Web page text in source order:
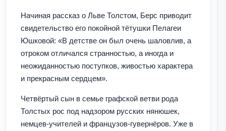
Начиная рассказ о Льве Толстом, Берс приводит
свидетельство его покойной тётушки Пелагеи
Юшковой: «В детстве он был очень шаловлив, а
отроком отличался странностью, а иногда и
неожиданностью поступков, живостью характера
и прекрасным сердцем».
Четвёртый сын в семье графской ветви рода
Толстых рос под надзором русских нянюшек,
немцев-учителей и французов-гувернёров. Уже в